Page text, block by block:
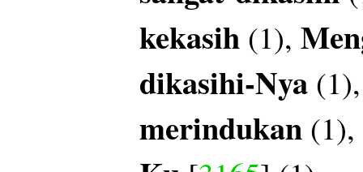
kekasih (1),
dikasihi-Nya
merindukan (1),